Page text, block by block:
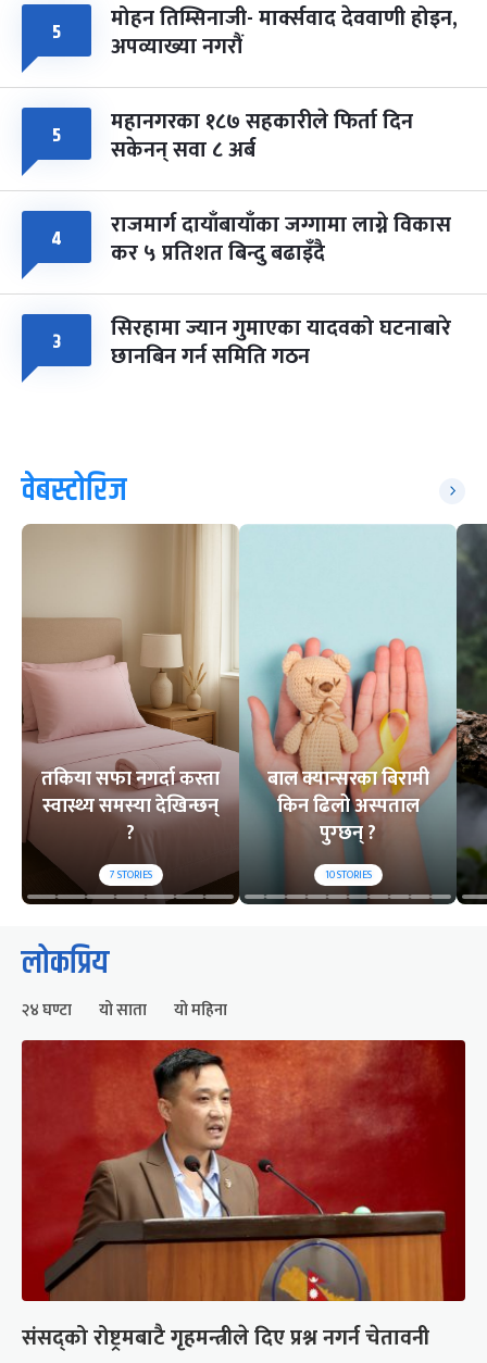
५ मोहन तिम्सिनाजी- मार्क्सवाद देववाणी होइन,
अपव्याख्या नगरौं
५ महानगरका १८७ सहकारीले फिर्ता दिन
सकेनन् सवा ८ अर्ब
४ राजमार्ग दायाँबायाँका जग्गामा लाग्ने विकास
कर ५ प्रतिशत बिन्दु बढाइँदै
३ सिरहामा ज्यान गुमाएका यादवको घटनाबारे
छानबिन गर्न समिति गठन
वेबस्टोरिज
तकिया सफा नगर्दा कस्ता
स्वास्थ्य समस्या देखिन्छन्
?
7STORIES
बाल क्यान्सरका बिरामी
किन ढिलो अस्पताल
पुग्छन् ?
10STORIES
लोकप्रिय
२४ घण्टा यो साता यो महिना
संसद्को रोष्ट्रमबाटै गृहमन्त्रीले दिए प्रश्न नगर्न चेतावनी